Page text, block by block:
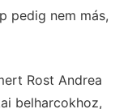
pedig nem más,
Rost Andrea
belharcokhoz,